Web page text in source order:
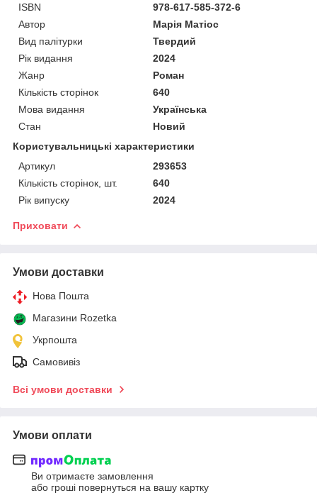
ISBN
978-617-585-372-6
Автор
Марія Матіос
Вид палітурки
Твердий
Рік видання
2024
Жанр
Роман
Кількість сторінок
640
Мова видання
Українська
Стан
Новий
Користувальницькі характеристики
Артикул
293653
Кількість сторінок, шт.
640
Рік випуску
2024
Приховати
Умови доставки
Нова Пошта
Магазини Rozetka
Укрпошта
Самовивіз
Всі умови доставки
Умови оплати
Ви отримаєте замовлення
або гроші повернуться на вашу картку